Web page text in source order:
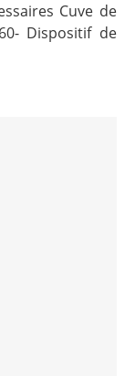
Cuve de
Dispositif de